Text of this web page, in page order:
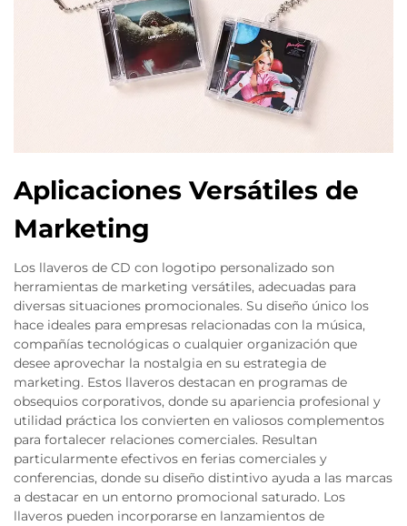
Aplicaciones Versátiles de
Marketing
Los llaveros de CD con logotipo personalizado son
herramientas de marketing versátiles, adecuadas para
diversas situaciones promocionales. Su diseño único los
hace ideales para empresas relacionadas con la música,
compañías tecnológicas o cualquier organización que
desee aprovechar la nostalgia en su estrategia de
marketing. Estos llaveros destacan en programas de
obsequios corporativos, donde su apariencia profesional y
utilidad práctica los convierten en valiosos complementos
para fortalecer relaciones comerciales. Resultan
particularmente efectivos en ferias comerciales y
conferencias, donde su diseño distintivo ayuda a las marcas
a destacar en un entorno promocional saturado. Los
llaveros pueden incorporarse en lanzamientos de